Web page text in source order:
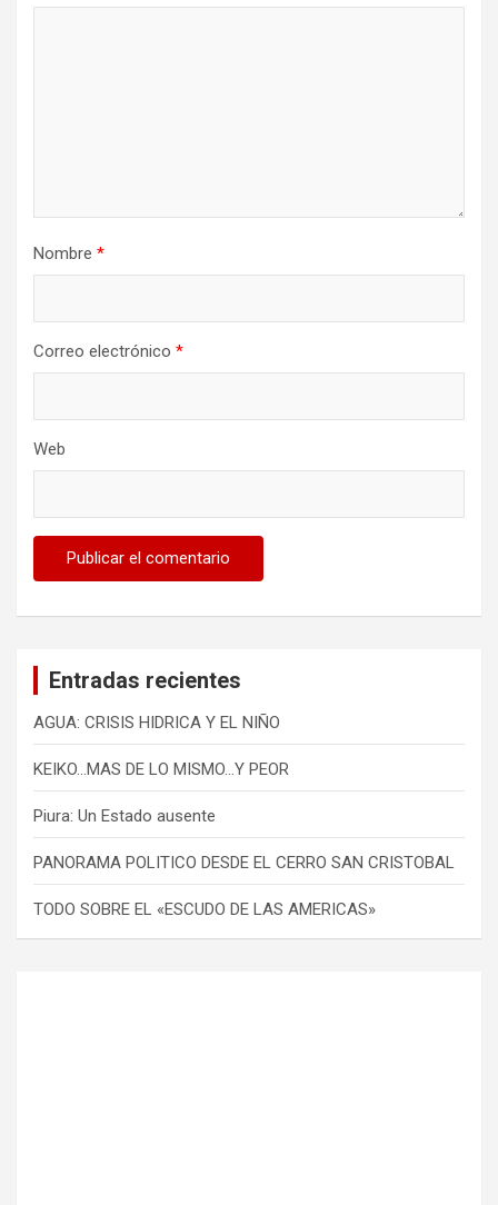
Nombre *
Correo electrónico *
Web
Entradas recientes
AGUA: CRISIS HIDRICA Y EL NIÑO
KEIKO…MAS DE LO MISMO…Y PEOR
Piura: Un Estado ausente
PANORAMA POLITICO DESDE EL CERRO SAN CRISTOBAL
TODO SOBRE EL «ESCUDO DE LAS AMERICAS»